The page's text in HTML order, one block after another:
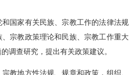
国家有关民族、宗教工作的法律法规
宗教政策理论和民族、宗教工作重大
调查研究，提出有关政策建议。
地方性法规、规章和政策，组织、